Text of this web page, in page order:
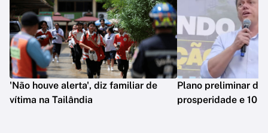
'Não houve alerta', diz familiar de
vítima na Tailândia
Plano preliminar de
prosperidade e 10